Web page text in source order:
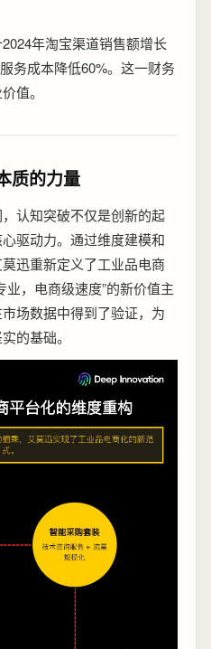
年淘宝渠道销售额增长
务成本降低60%。这一财务
值。
质的力量
认知突破不仅是创新的起
驱动力。通过维度建模和
迅重新定义了工业品电商
，电商级速度”的新价值主
场数据中得到了验证，为
的基础。